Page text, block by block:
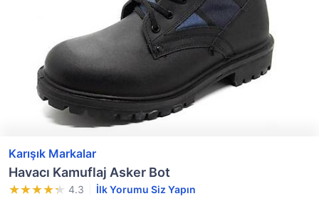
Karışık Markalar
Havacı Kamuflaj Asker Bot
4.3 İlk Yorumu Siz Yapın